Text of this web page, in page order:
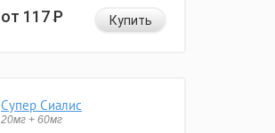
от 117Р Купить
Супер Сиалис
20мг + 60мг